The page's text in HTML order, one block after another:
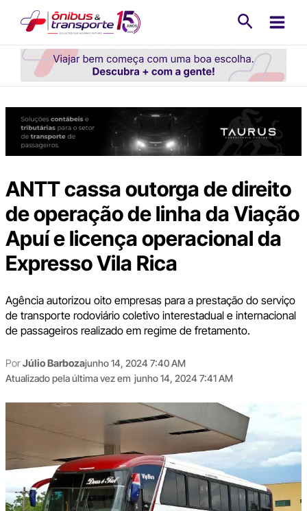
conteúdo
ANTT cassa outorga de direito
de operação de linha da Viação
Apuí e licença operacional da
Expresso Vila Rica
Agência autorizou oito empresas para a prestação do serviço
de transporte rodoviário coletivo interestadual e internacional
de passageiros realizado em regime de fretamento.
PorJúlio Barbozajunho 14, 2024 7:40 AM
Atualizado pela última vez em junho 14, 2024 7:41 AM